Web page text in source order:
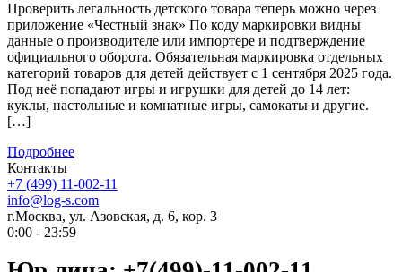
Проверить легальность детского товара теперь можно через
приложение «Честный знак» По коду маркировки видны
данные о производителе или импортере и подтверждение
официального оборота. Обязательная маркировка отдельных
категорий товаров для детей действует с 1 сентября 2025 года.
Под неё попадают игры и игрушки для детей до 14 лет:
куклы, настольные и комнатные игры, самокаты и другие.
[…]
Подробнее
Контакты
+7 (499) 11-002-11
info@log-s.com
г.Москва, ул. Азовская, д. 6, кор. 3
0:00 - 23:59